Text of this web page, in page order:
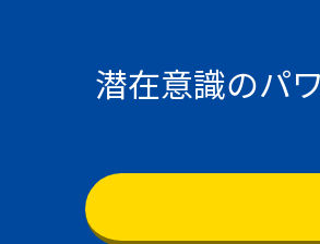
潜在意識のパ